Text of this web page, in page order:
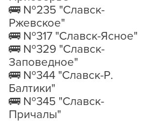
🚌 №235 "Славск-
Ржевское"
🚌 №317 "Славск-Ясное"
🚌 №329 "Славск-
Заповедное"
🚌 №344 "Славск-Р.
Балтики"
🚌 №345 "Славск-
Причалы"